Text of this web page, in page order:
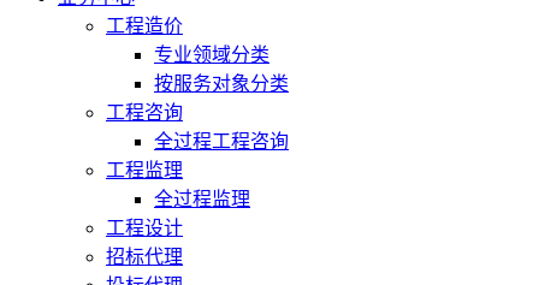
工程造价
专业领域分类
按服务对象分类
工程咨询
全过程工程咨询
工程监理
全过程监理
工程设计
招标代理